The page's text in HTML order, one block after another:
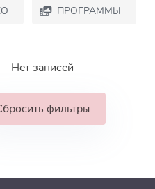
ПРОГРАММЫ
Нет записей
фильтры